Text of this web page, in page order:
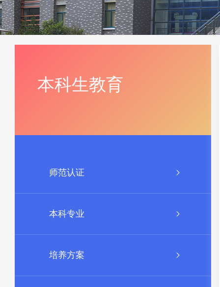
本科生教育
师范认证
本科专业
培养方案